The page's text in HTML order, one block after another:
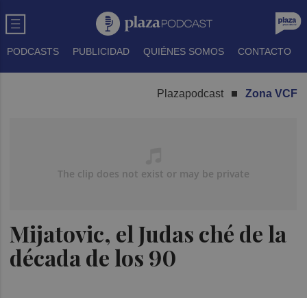
PODCASTS PUBLICIDAD QUIÉNES SOMOS CONTACTO
Plazapodcast Zona VCF
Mijatovic, el Judas ché de la
década de los 90